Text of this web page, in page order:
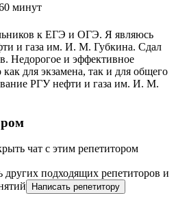
минут
к ЕГЭ и ОГЭ. Я являюсь
и газа им. И. М. Губкина. Сдал
Недорогое и эффективное
для экзамена, так и для общего
РГУ нефти и газа им. И. М.
чат с этим репетитором
подходящих репетиторов и
Написать репетитору